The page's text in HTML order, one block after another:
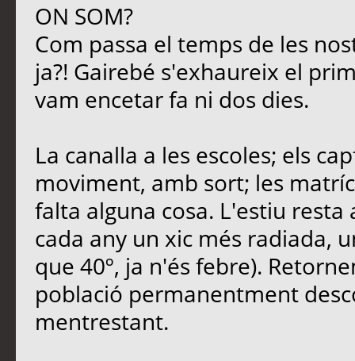
ON SOM?
Com passa el temps de les
ja?! Gairebé s'exhaureix el
vam encetar fa ni dos dies.
La canalla a les escoles; els
moviment, amb sort; les
falta alguna cosa. L'estiu
cada any un xic més radiada,
que 40º, ja n'és febre).
població permanentment
mentrestant.